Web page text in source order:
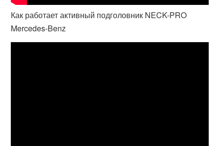
Как работает активный подголовник NECK-PRO
Mercedes-Benz